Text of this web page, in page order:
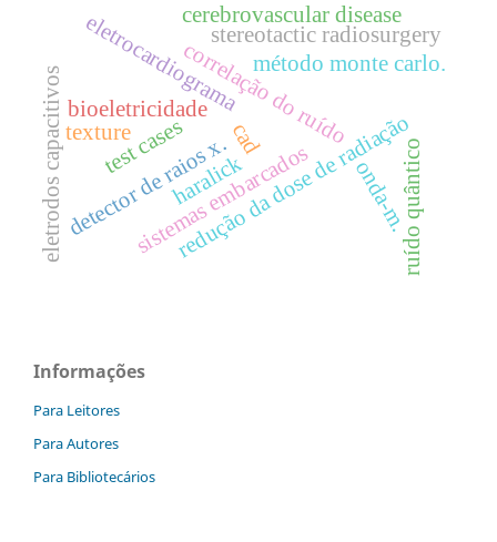
detector de raios x.
bioeletricidade
sistemas embarcados
eletrocardiograma
eletrodos capacitivos redução da dose de radiação
ruído quântico
correlação do ruído
método monte carlo.
stereotactic radiosurgery
test cases
onda-m.
cad
haralick
texture
cerebrovascular disease
Informações
Para Leitores
Para Autores
Para Bibliotecários